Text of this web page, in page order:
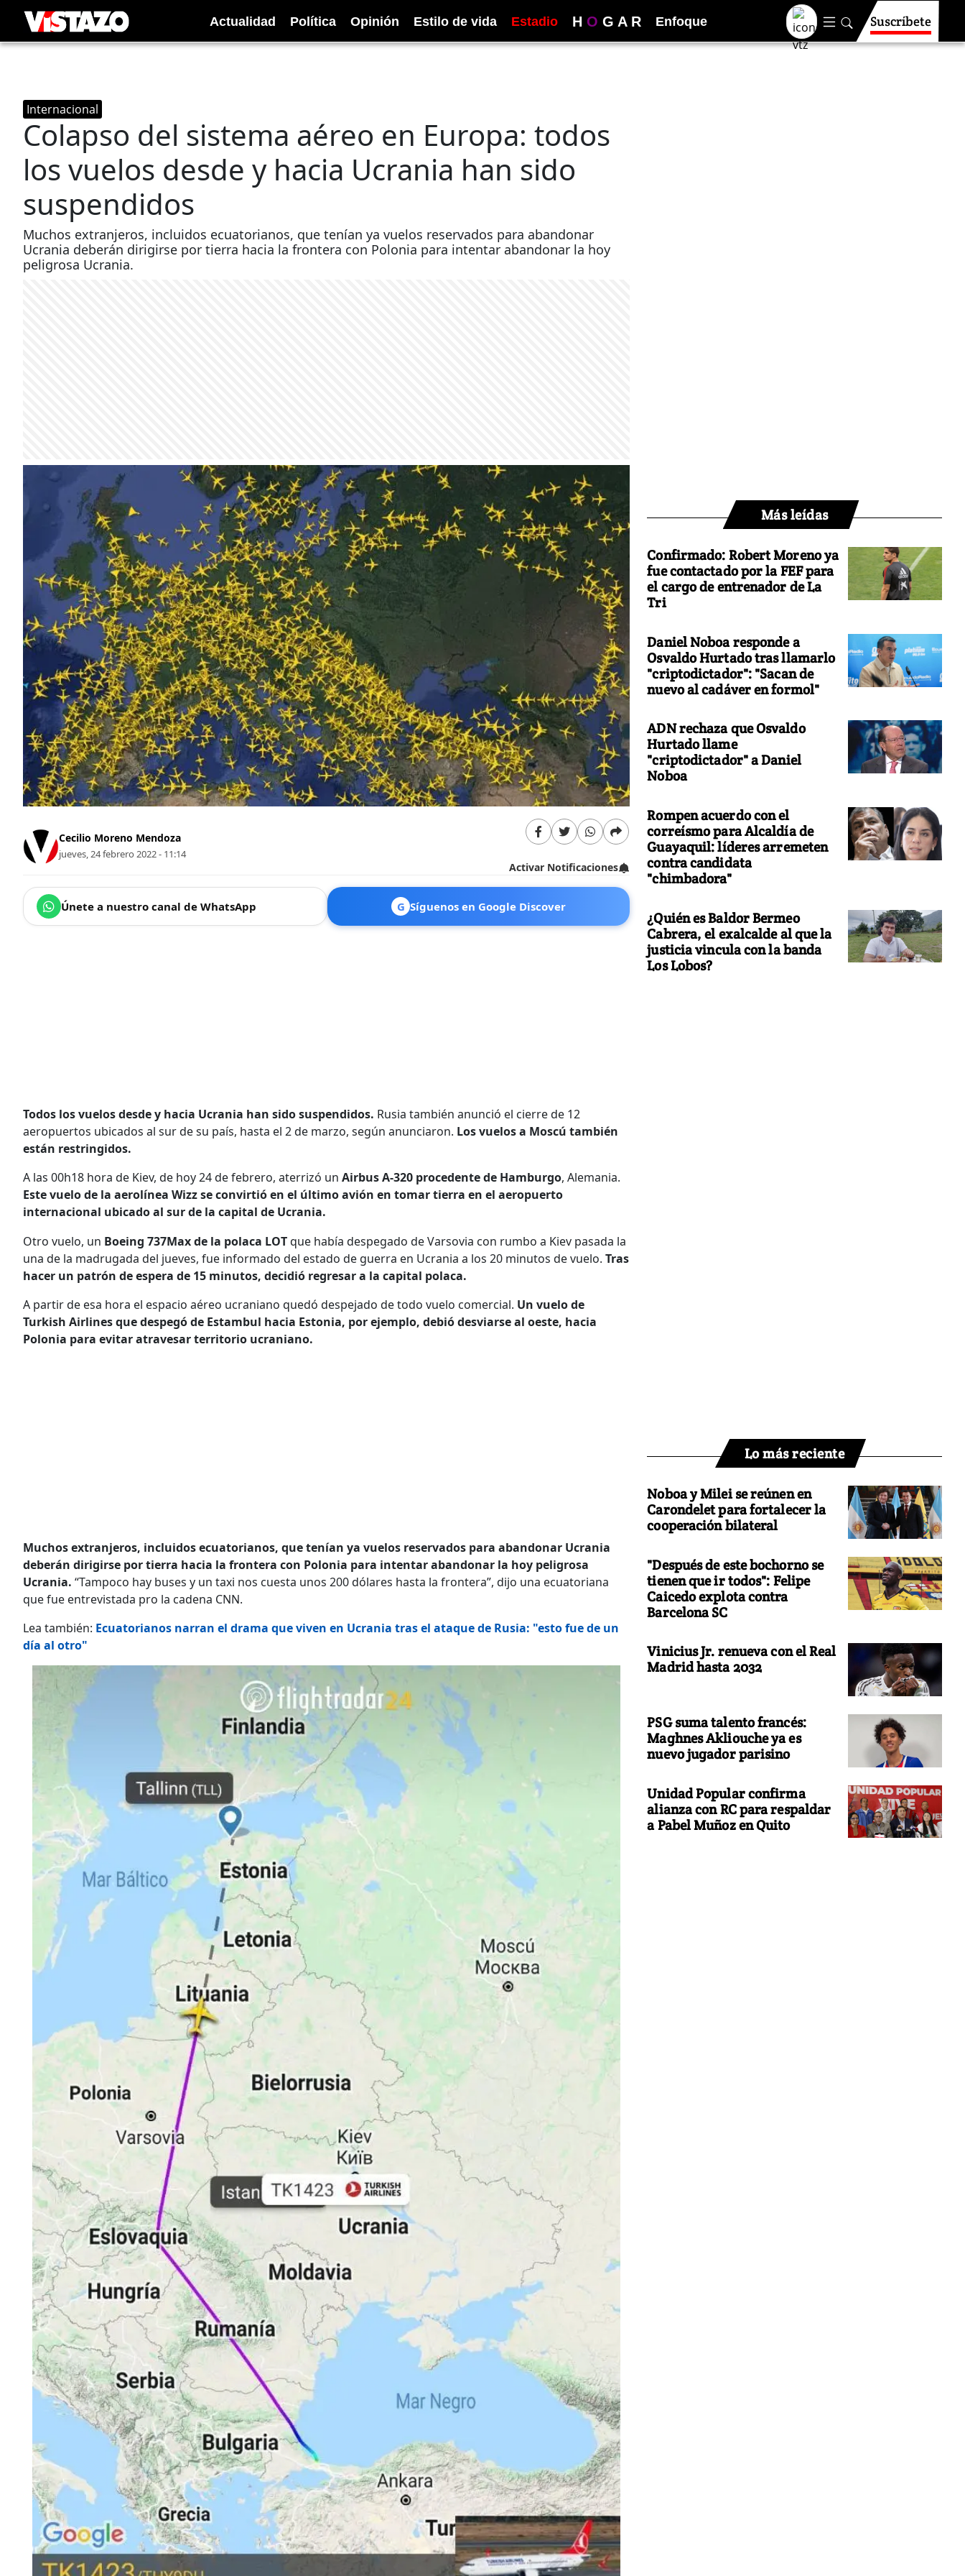
Actualidad Política Opinión Estilo de vida Estadio H O G A R Enfoque Suscríbete
Internacional
Colapso del sistema aéreo en Europa: todos
los vuelos desde y hacia Ucrania han sido
suspendidos
Muchos extranjeros, incluidos ecuatorianos, que tenían ya vuelos reservados para abandonar
Ucrania deberán dirigirse por tierra hacia la frontera con Polonia para intentar abandonar la hoy
peligrosa Ucrania.
Cecilio Moreno Mendoza
jueves, 24 febrero 2022 - 11:14
Activar Notificaciones
Únete a nuestro canal de WhatsApp G Síguenos en Google Discover
Todos los vuelos desde y hacia Ucrania han sido suspendidos. Rusia también anunció el cierre de 12
aeropuertos ubicados al sur de su país, hasta el 2 de marzo, según anunciaron. Los vuelos a Moscú también
están restringidos.
A las 00h18 hora de Kiev, de hoy 24 de febrero, aterrizó un Airbus A-320 procedente de Hamburgo, Alemania.
Este vuelo de la aerolínea Wizz se convirtió en el último avión en tomar tierra en el aeropuerto
internacional ubicado al sur de la capital de Ucrania.
Otro vuelo, un Boeing 737Max de la polaca LOTque había despegado de Varsovia con rumbo a Kiev pasada la
una de la madrugada del jueves, fue informado del estado de guerra en Ucrania a los 20 minutos de vuelo. Tras
hacer un patrón de espera de 15 minutos, decidió regresar a la capital polaca.
A partir de esa hora el espacio aéreo ucraniano quedó despejado de todo vuelo comercial. Un vuelo de
Turkish Airlines que despegó de Estambul hacia Estonia, por ejemplo, debió desviarse al oeste, hacia
Polonia para evitar atravesar territorio ucraniano.
Muchos extranjeros, incluidos ecuatorianos, que tenían ya vuelos reservados para abandonar Ucrania
deberán dirigirse por tierra hacia la frontera con Polonia para intentar abandonar la hoy peligrosa
Ucrania. “Tampoco hay buses y un taxi nos cuesta unos 200 dólares hasta la frontera”, dijo una ecuatoriana
que fue entrevistada pro la cadena CNN.
Lea también: Ecuatorianos narran el drama que viven en Ucrania tras el ataque de Rusia: "esto fue de un
día al otro"
Más leídas
Confirmado: Robert Moreno ya
fue contactado por la FEF para
el cargo de entrenador de La
Tri
Daniel Noboa responde a
Osvaldo Hurtado tras llamarlo
"criptodictador": "Sacan de
nuevo al cadáver en formol"
ADN rechaza que Osvaldo
Hurtado llame
"criptodictador" a Daniel
Noboa
Rompen acuerdo con el
correísmo para Alcaldía de
Guayaquil: líderes arremeten
contra candidata
"chimbadora"
¿Quién es Baldor Bermeo
Cabrera, el exalcalde al que la
justicia vincula con la banda
Los Lobos?
Lo más reciente
Noboa y Milei se reúnen en
Carondelet para fortalecer la
cooperación bilateral
"Después de este bochorno se
tienen que ir todos": Felipe
Caicedo explota contra
Barcelona SC
Vinicius Jr. renueva con el Real
Madrid hasta 2032
PSG suma talento francés:
Maghnes Akliouche ya es
nuevo jugador parisino
Unidad Popular confirma
alianza con RC para respaldar
a Pabel Muñoz en Quito